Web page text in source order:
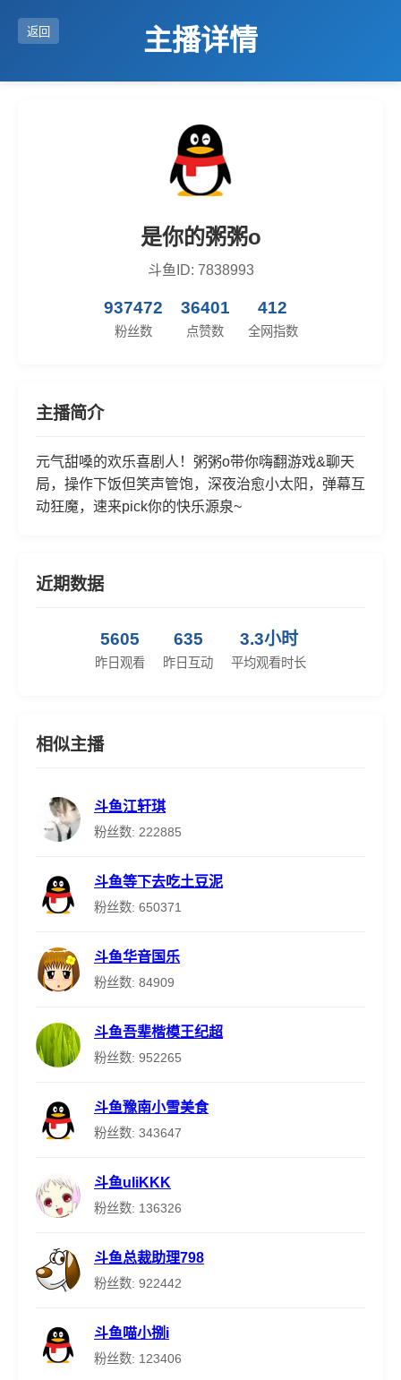
返回 主播详情
是你的粥粥o
斗鱼ID: 7838993
937472
粉丝数
36401
点赞数
412
全网指数
主播简介
元气甜嗓的欢乐喜剧人！粥粥o带你嗨翻游戏&聊天
局，操作下饭但笑声管饱，深夜治愈小太阳，弹幕互
动狂魔，速来pick你的快乐源泉~
近期数据
5605
昨日观看
635
昨日互动
3.3小时
平均观看时长
相似主播
斗鱼江轩琪
粉丝数: 222885
斗鱼等下去吃土豆泥
粉丝数: 650371
斗鱼华音国乐
粉丝数: 84909
斗鱼吾辈楷模王纪超
粉丝数: 952265
斗鱼豫南小雪美食
粉丝数: 343647
斗鱼uliKKK
粉丝数: 136326
斗鱼总裁助理798
粉丝数: 922442
斗鱼喵小捌i
粉丝数: 123406